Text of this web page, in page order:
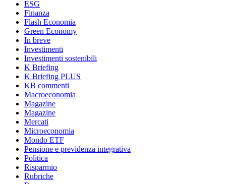
ESG
Finanza
Flash Economia
Green Economy
In breve
Investimenti
Investimenti sostenibili
K Briefing
K Briefing PLUS
KB commenti
Macroeconomia
Magazine
Magazine
Mercati
Microeconomia
Mondo ETF
Pensione e previdenza integrativa
Politica
Risparmio
Rubriche